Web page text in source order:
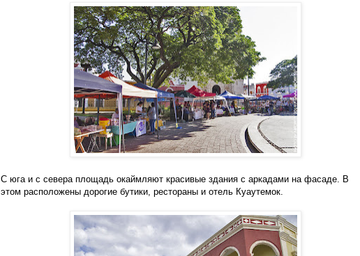
С юга и с севера площадь окаймляют красивые здания с аркадами на фасаде. В
этом расположены дорогие бутики, рестораны и отель Куаутемок.